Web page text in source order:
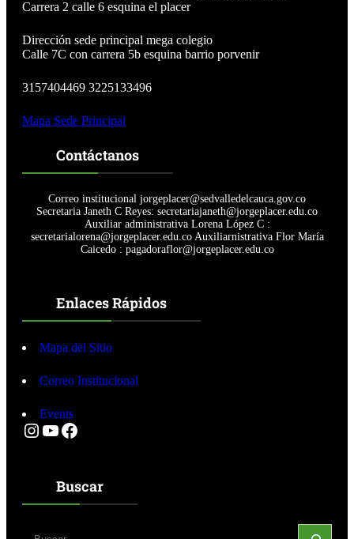
Carrera 2 calle 6 esquina el placer
Dirección sede principal mega colegio
Calle 7C con carrera 5b esquina barrio porvenir
3157404469 3225133496
Mapa Sede Principal
Contáctanos
Correo institucional jorgeplacer@sedvalledelcauca.gov.co
Secretaria Janeth C Reyes: secretariajaneth@jorgeplacer.edu.co
Auxiliar administrativa Lorena López C :
secretarialorena@jorgeplacer.edu.co Auxiliarnistrativa Flor María
Caicedo : pagadoraflor@jorgeplacer.edu.co
Enlaces Rápidos
Mapa del Sitio
Correo Institucional
Events
Instagram YouTube Facebook
Buscar